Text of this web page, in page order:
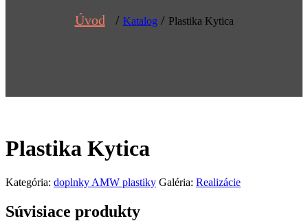
Úvod / Katalog / Plastika Kytica
Plastika Kytica
Kategória: doplnky AMW plastiky Galéria: Realizácie
Súvisiace produkty